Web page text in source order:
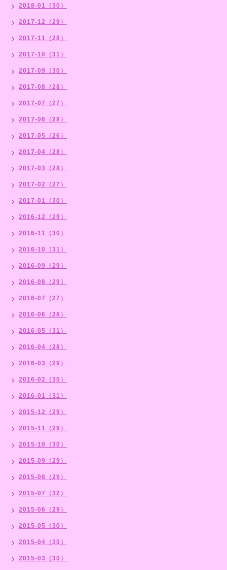
2018-01（30）
2017-12（29）
2017-11（28）
2017-10（31）
2017-09（30）
2017-08（28）
2017-07（27）
2017-06（28）
2017-05（26）
2017-04（28）
2017-03（28）
2017-02（27）
2017-01（30）
2016-12（29）
2016-11（30）
2016-10（31）
2016-09（29）
2016-08（29）
2016-07（27）
2016-06（28）
2016-05（31）
2016-04（28）
2016-03（29）
2016-02（30）
2016-01（31）
2015-12（29）
2015-11（29）
2015-10（30）
2015-09（29）
2015-08（29）
2015-07（32）
2015-06（29）
2015-05（30）
2015-04（30）
2015-03（30）